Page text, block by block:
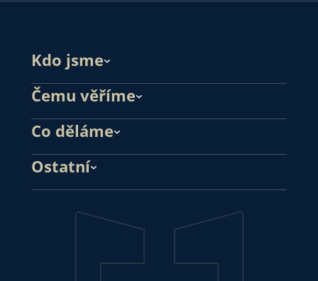
Kdo jsme
Čemu věříme
Co děláme
Ostatní